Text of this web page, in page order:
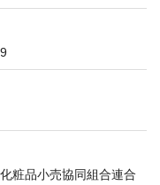
粧品小売協同組合連合